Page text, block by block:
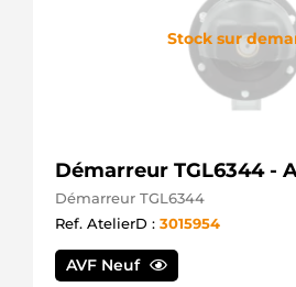
Stock sur
Démarreur TGL6344 -
Démarreur TGL6344
Ref. AtelierD : 3015954
AVF Neuf